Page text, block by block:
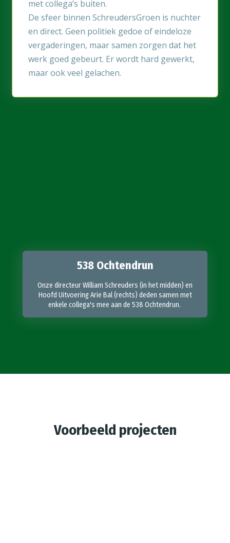
met collega’s buiten.
De sfeer binnen SchreudersGroen is nuchter
en direct. Geen politiek gedoe of eindeloze
vergaderingen, maar samen zorgen dat het
werk goed gebeurt. Er wordt hard gewerkt,
maar ook veel gelachen.
538 Ochtendrun
Onze directeur William Schreuders (in het midden) en
Hoofd Uitvoering Arie Bal (rechts) deden samen met
enkele collega's mee aan de 538 Ochtendrun.
Voorbeeld projecten